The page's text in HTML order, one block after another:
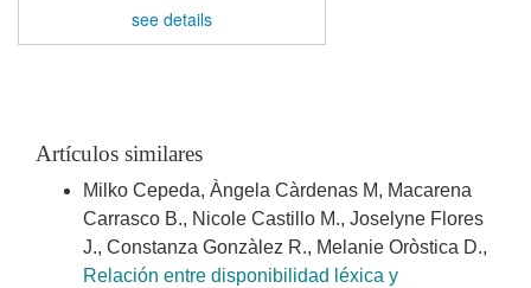
see details
Artículos similares
Milko Cepeda, Àngela Càrdenas M, Macarena
Carrasco B., Nicole Castillo M., Joselyne Flores
J., Constanza Gonzàlez R., Melanie Oròstica D.,
Relación entre disponibilidad léxica y